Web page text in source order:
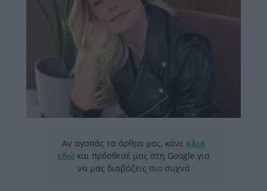
Αν αγαπάς τα άρθρα μας, κάνε κλικ
εδώ και πρόσθεσέ μας στη Google για
να μας διαβάζεις πιο συχνά